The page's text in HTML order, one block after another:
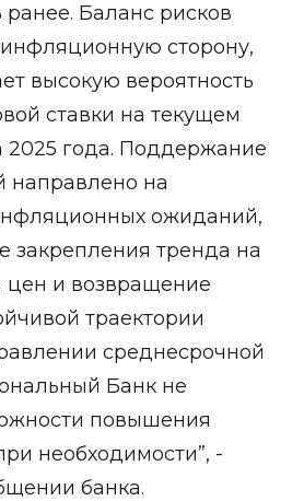
Баланс рисков
сторону,
высокую вероятность
ставки на текущем
2025 года. Поддержание
направлено на
ожиданий,
закрепления тренда на
цен и возвращение
траектории
среднесрочной
Банк не
повышения
необходимости”, -
банка.